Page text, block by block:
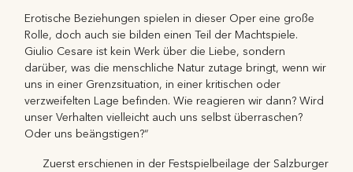
Erotische Beziehungen spielen in dieser Oper eine große
Rolle, doch auch sie bilden einen Teil der Machtspiele.
Giulio Cesare ist kein Werk über die Liebe, sondern
darüber, was die menschliche Natur zutage bringt, wenn wir
uns in einer Grenzsituation, in einer kritischen oder
verzweifelten Lage befinden. Wie reagieren wir dann? Wird
unser Verhalten vielleicht auch uns selbst überraschen?
Oder uns beängstigen?“
Zuerst erschienen in der Festspielbeilage der Salzburger